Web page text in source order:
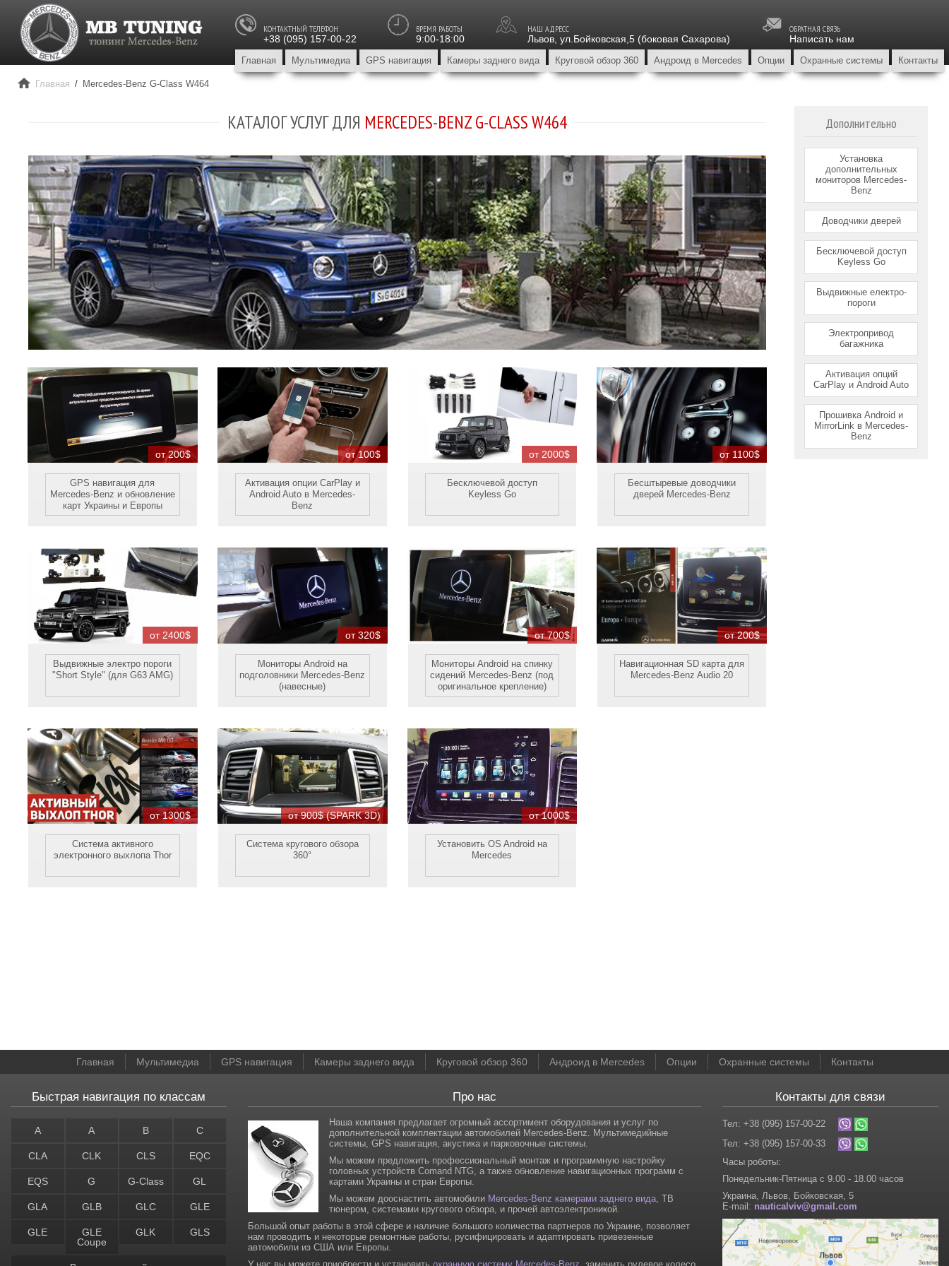
КОНТАКТНЫЙ ТЕЛЕФОН
+38 (095) 157-00-22
ВРЕМЯ РАБОТЫ
9:00-18:00
НАШ АДРЕСС
Львов ул.Бойковская,5 (боковая Сахарова)
ОБРАТНАЯ СВЯЗЬ
Написать нам
Главная Мультимедиа GPS навигация Камеры заднего вида Круговой обзор 360 Андроид в Mercedes Опции Охранные системы Контакты
Главная / Mercedes-Benz G-Class W464
КАТАЛОГ УСЛУГ ДЛЯ MERCEDES-BENZ G-CLASS W464
от 200$
GPS навигация для
Mercedes-Benz и обновление
карт Украины и Европы
от 100$
Активация опции CarPlay и
Android Auto в Mercedes-
Benz
от 2000$
Бесключевой доступ
Keyless Go
от 1100$
Бесштыревые доводчики
дверей Mercedes-Benz
от 2400$
Выдвижные электро пороги
"Short Style" (для G63 AMG)
от 320$
Мониторы Android на
подголовники Mercedes-Benz
(навесные)
от 700$
Мониторы Android на спинку
сидений Mercedes-Benz (под
оригинальное крепление)
от 200$
Навигационная SD карта для
Mercedes-Benz Audio 20
от 1300$
Система активного
электронного выхлопа Thor
от 900$ (SPARK 3D)
Система кругового обзора
360°
от 1000$
Установить OS Android на
Mercedes
Дополнительно
Установка
дополнительных
мониторов Mercedes-
Benz
Доводчики дверей
Бесключевой доступ
Keyless Go
Выдвижные електро-
пороги
Электропривод
багажника
Активация опций
CarPlay и Android Auto
Прошивка Android и
MirrorLink в Mercedes-
Benz
Главная Мультимедиа GPS навигация Камеры заднего вида Круговой обзор 360 Андроид в Mercedes Опции Охранные системы Контакты
Быстрая навигация по классам
A A B C
CLA CLK CLS EQC
EQS G G-Class GL
GLA GLB GLC GLE
GLE
GLE
Coupe
GLK GLS
Про нас
Наша компания предлагает огромный ассортимент оборудования и услуг по
дополнительной комплектации автомобилей Mercedes-Benz. Мультимедийные
системы, GPS навигация, акустика и парковочные системы.
Мы можем предложить профессиональный монтаж и программную настройку
головных устройств Comand NTG, а также обновление навигационных программ с
картами Украины и стран Европы.
Мы можем дооснастить автомобили Mercedes-Benz камерами заднего вида, ТВ
тюнером, системами кругового обзора, и прочей автоэлектроникой.
Большой опыт работы в этой сфере и наличие большого количества партнеров по Украине, позволяет
нам проводить и некоторые ремонтные работы, русифицировать и адаптировать привезенные
автомобили из США или Европы.
Контакты для связи
Тел: +38 (095) 157-00-22
Тел: +38 (095) 157-00-33
Часы роботы:
Понедельник-Пятница с 9.00 - 18.00 часов
Украина, Львов, Бойковская, 5
E-mail: nauticalviv@gmail.com